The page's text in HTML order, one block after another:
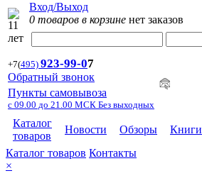
Вход/Выход
0 товаров в корзине нет заказов
+7(495) 923-99-07
Обратный звонок
Пункты самовывоза
с 09.00 до 21.00 МСК Без выходных
Каталог
товаров
Новости Обзоры Книги
Каталог товаров Контакты
×